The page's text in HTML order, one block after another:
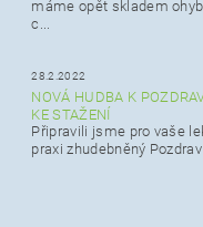
máme opět skladem
c...
28.2.2022
NOVÁ HUDBA K
KE STAŽENÍ
Připravili jsme pro vaše
praxi zhudebněný